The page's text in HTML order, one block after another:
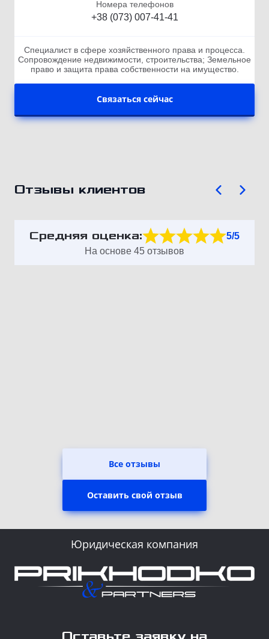
Номера телефонов
+38 (073) 007-41-41
Специалист в сфере хозяйственного права и процесса.
Сопровождение недвижимости, строительства; Земельное
право и защита права собственности на имущество.
Связаться сейчас
Отзывы клиентов
Средняя оценка:
5/5
На основе 45 отзывов
Все отзывы
Оставить свой отзыв
Юридическая компания